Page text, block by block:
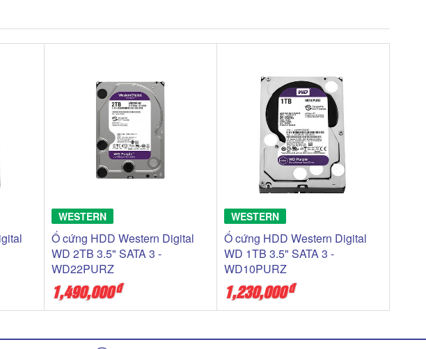
WESTERN
Ổ cứng HDD Western Digital
WD 2TB 3.5" SATA 3 -
WD22PURZ
1,490,000đ
WESTERN
Ổ cứng HDD Western Digital
WD 1TB 3.5" SATA 3 -
WD10PURZ
1,230,000đ